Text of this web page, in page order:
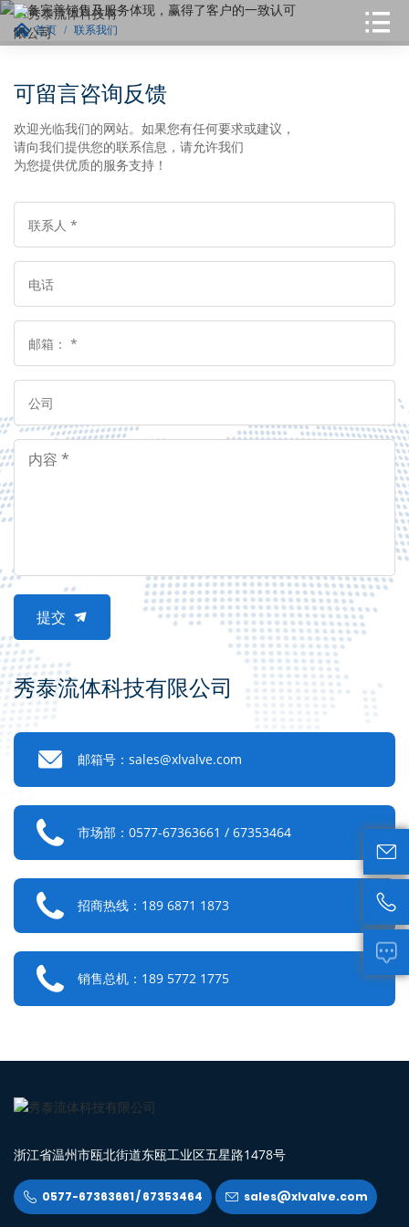
首页 联系我们
可留言咨询反馈
欢迎光临我们的网站。如果您有任何要求或建议，
请向我们提供您的联系信息，请允许我们
为您提供优质的服务支持！
提交 
秀泰流体科技有限公司
 邮箱号：sales@xlvalve.com
 市场部：0577-67363661 / 67353464
 招商热线：189 6871 1873
 销售总机：189 5772 1775
浙江省温州市瓯北街道东瓯工业区五星路1478号
 0577-67363661 / 67353464  sales@xlvalve.com


